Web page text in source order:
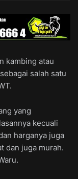
kambing atau
salah satu
yang
kecuali
harganya juga
dan juga murah.